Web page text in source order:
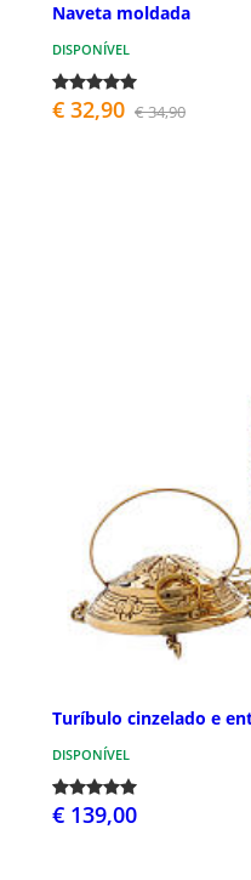
Naveta moldada
DISPONÍVEL
€ 32,90 € 34,90
Turíbulo cinzelado e
DISPONÍVEL
€ 139,00